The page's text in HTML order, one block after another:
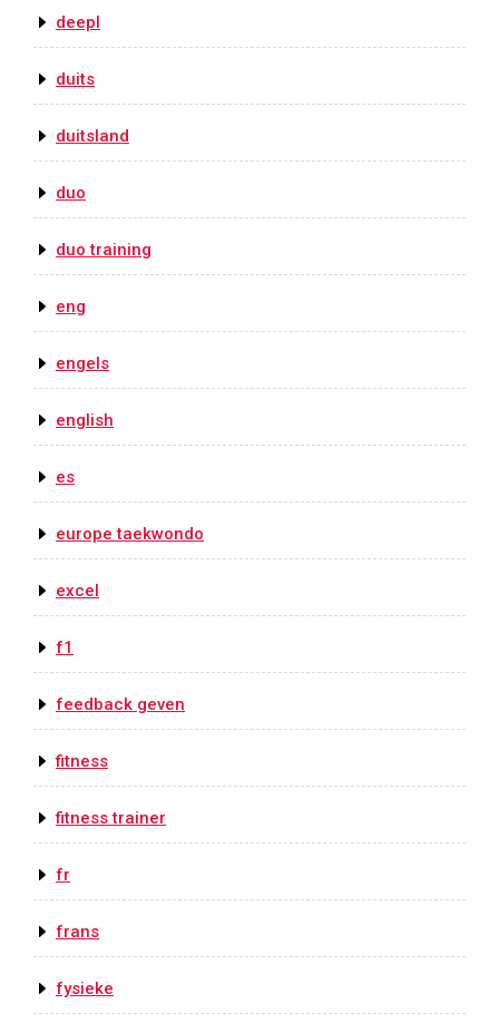
deepl
duits
duitsland
duo
duo training
eng
engels
english
es
europe taekwondo
excel
f1
feedback geven
fitness
fitness trainer
fr
frans
fysieke